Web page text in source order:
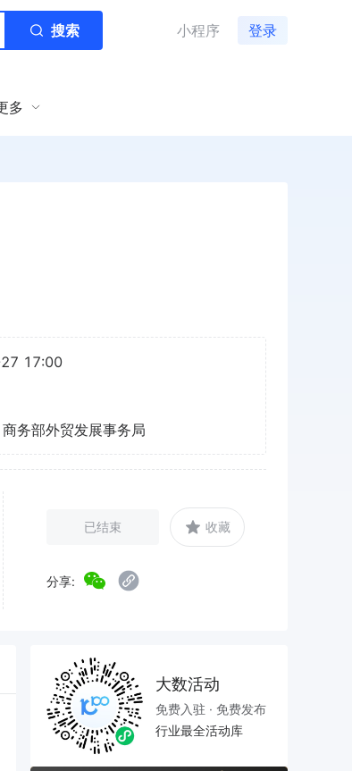
搜索 小程序 登录
多
17:00
务部外贸发展事务局
已结束 收藏
分享:
大数活动
免费入驻 · 免费发布
行业最全活动库